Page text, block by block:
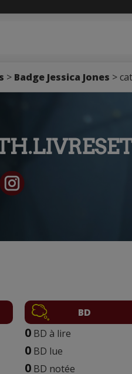
> Badge Jessica Jones >
BD
0 BD à lire
0 BD lue
0 BD notée